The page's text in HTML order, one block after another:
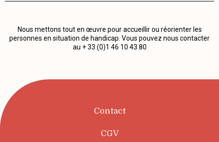
Nous mettons tout en œuvre pour accueillir ou réorienter les
personnes en situation de handicap. Vous pouvez nous contacter
au + 33 (0)1 46 10 43 80
Contact
CGV